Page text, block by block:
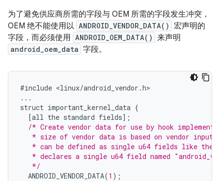
为了避免供应商所需的字段与 OEM 所需的字段发生冲突，
OEM 绝不能使用以 ANDROID_VENDOR_DATA() 宏声明的
字段，而必须使用 ANDROID_OEM_DATA() 来声明
android_oem_data 字段。
#include <linux/android_vendor .h
...
struct important_kernel_data {
[all the standard fields];
/* Create vendor data for use by hook
* size of vendor data is based on vendor input.
* can be defined as single u64 fields like the
* declares a single u64 field named
   */
ANDROID_VENDOR_DATA(1 );